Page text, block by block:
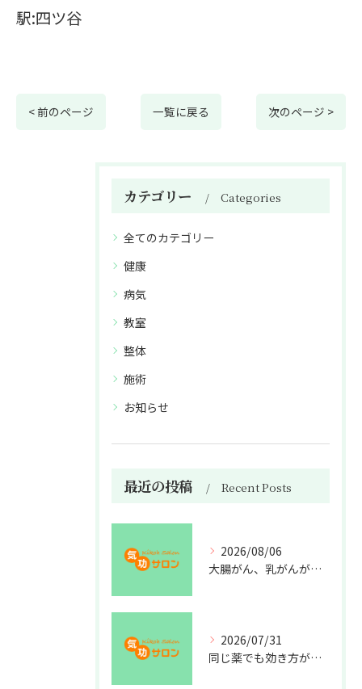
駅:四ツ谷
< 前のページ 一覧に戻る 次のページ >
カテゴリー Categories
全てのカテゴリー
健康
病気
教室
整体
施術
お知らせ
最近の投稿 Recent Posts
2026/08/06
大腸がん、乳がんが増えた理由
2026/07/31
同じ薬でも効き方が違う？